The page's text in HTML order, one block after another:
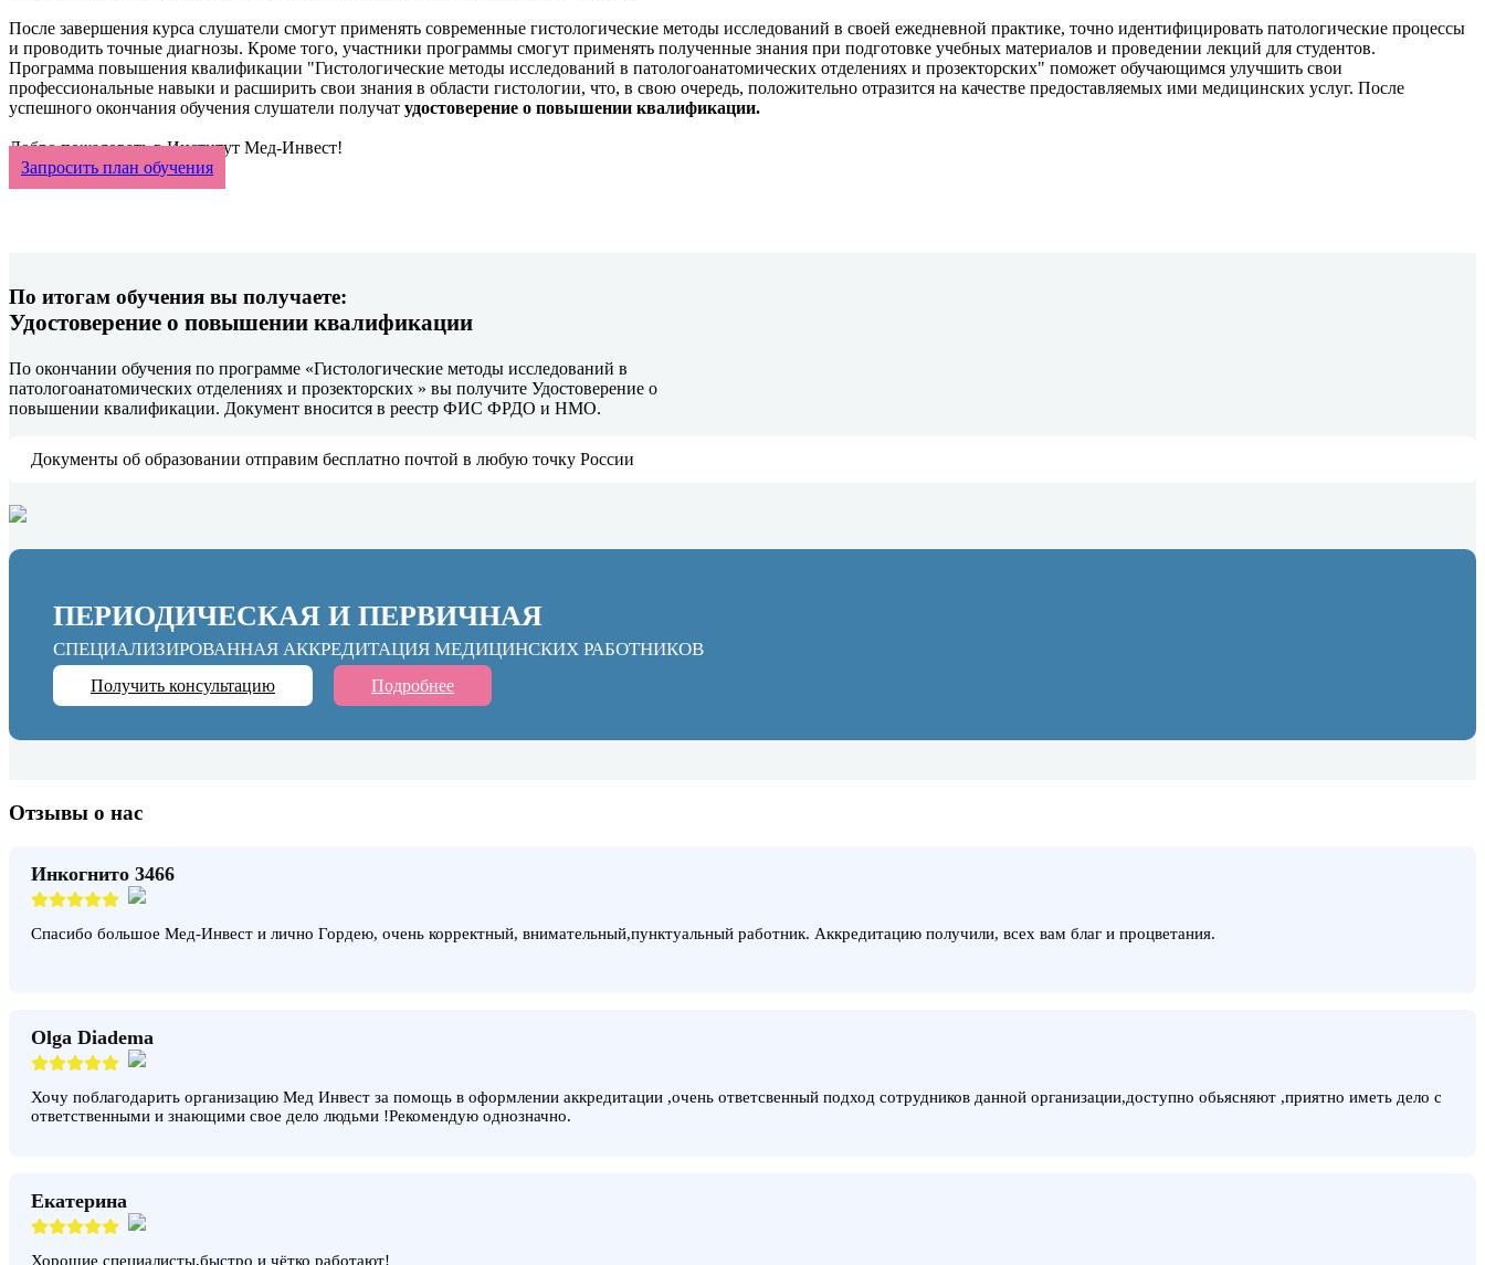
После завершения курса слушатели смогут применять современные гистологические методы исследований в своей ежедневной практике, точно идентифицировать патологические процессы
и проводить точные диагнозы. Кроме того, участники программы смогут применять полученные знания при подготовке учебных материалов и проведении лекций для студентов.
Программа повышения квалификации "Гистологические методы исследований в патологоанатомических отделениях и прозекторских" поможет обучающимся улучшить свои
профессиональные навыки и расширить свои знания в области гистологии, что, в свою очередь, положительно отразится на качестве предоставляемых ими медицинских услуг. После
успешного окончания обучения слушатели получат удостоверение о повышении квалификации.
Добро пожаловать в Институт Мед-Инвест!
Запросить план обучения
По итогам обучения вы получаете:
Удостоверение о повышении квалификации
По окончании обучения по программе «Гистологические методы исследований в
патологоанатомических отделениях и прозекторских » вы получите Удостоверение о
повышении квалификации. Документ вносится в реестр ФИС ФРДО и НМО.
Документы об образовании отправим бесплатно почтой в любую точку России
ПЕРИОДИЧЕСКАЯ И ПЕРВИЧНАЯ
СПЕЦИАЛИЗИРОВАННАЯ АККРЕДИТАЦИЯ МЕДИЦИНСКИХ РАБОТНИКОВ
Получить консультацию Подробнее
Отзывы о нас
Инкогнито 3466
Спасибо большое Мед-Инвест и лично Гордею, очень корректный, внимательный,пунктуальный работник. Аккредитацию получили, всех вам благ и процветания.
Olga Diadema
Хочу поблагодарить организацию Мед Инвест за помощь в оформлении аккредитации ,очень ответсвенный подход сотрудников данной организации,доступно обьясняют ,приятно иметь дело с
ответственными и знающими свое дело людьми !Рекомендую однозначно.
Екатерина
Хорошие специалисты,быстро и чётко работают!